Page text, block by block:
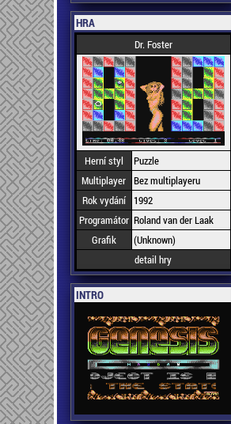
HRA
Dr. Foster
Herní styl
Puzzle
Multiplayer Bez multiplayeru
Rok vydání
1992
Programátor Roland van der Laak
Grafik
(Unknown)
detail hry
INTRO